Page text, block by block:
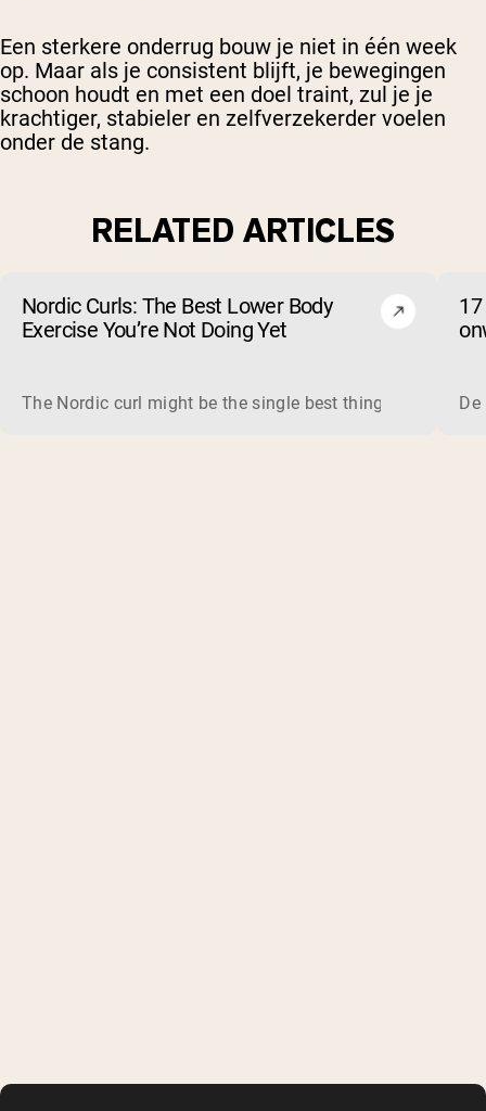
Een sterkere onderrug bouw je niet in één week
op. Maar als je consistent blijft, je bewegingen
schoon houdt en met een doel traint, zul je je
krachtiger, stabieler en zelfverzekerder voelen
onder de stang.
RELATED ARTICLES
Nordic Curls: The Best Lower Body
Exercise You’re Not Doing Yet
The Nordic curl might be the single best thing you can